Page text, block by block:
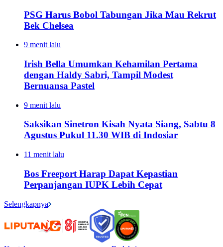
PSG Harus Bobol Tabungan Jika Mau Rekrut
Bek Chelsea
9 menit lalu
Irish Bella Umumkan Kehamilan Pertama
dengan Haldy Sabri, Tampil Modest
Bernuansa Pastel
9 menit lalu
Saksikan Sinetron Kisah Nyata Siang, Sabtu 8
Agustus Pukul 11.30 WIB di Indosiar
11 menit lalu
Bos Freeport Harap Dapat Kepastian
Perpanjangan IUPK Lebih Cepat
Selengkapnya